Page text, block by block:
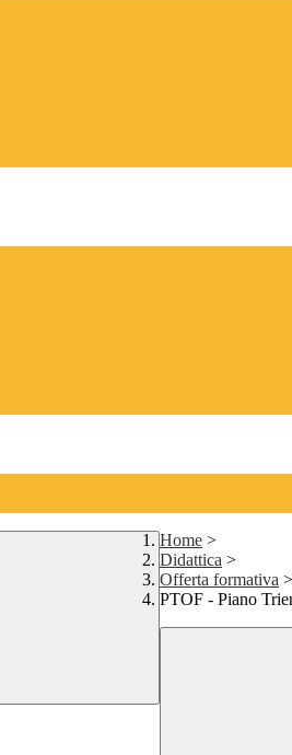
Home >
Didattica >
Offerta formativa >
PTOF - Piano